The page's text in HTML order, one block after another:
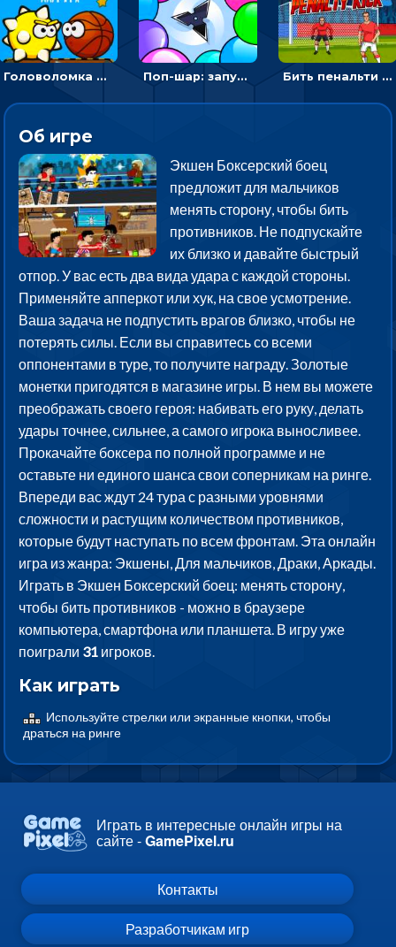
Головоломка Невероятный баскетбол: проложить путь и отправить мяч в корзину Поп-шар: запускать колючку, чтобы лопать воздушные шарики Бить пенальти по воротам или мишеням - спортивная аркада
Об игре
Экшен Боксерский боец
предложит для мальчиков
менять сторону, чтобы бить
противников. Не подпускайте
их близко и давайте быстрый
отпор. У вас есть два вида удара с каждой стороны.
Применяйте апперкот или хук, на свое усмотрение.
Ваша задача не подпустить врагов близко, чтобы не
потерять силы. Если вы справитесь со всеми
оппонентами в туре, то получите награду. Золотые
монетки пригодятся в магазине игры. В нем вы можете
преображать своего героя: набивать его руку, делать
удары точнее, сильнее, а самого игрока выносливее.
Прокачайте боксера по полной программе и не
оставьте ни единого шанса свои соперникам на ринге.
Впереди вас ждут 24 тура с разными уровнями
сложности и растущим количеством противников,
которые будут наступать по всем фронтам. Эта онлайн
игра из жанра: Экшены, Для мальчиков, Драки, Аркады.
Играть в Экшен Боксерский боец: менять сторону,
чтобы бить противников - можно в браузере
компьютера, смартфона или планшета. В игру уже
поиграли 31 игроков.
Как играть
Используйте стрелки или экранные кнопки, чтобы
драться на ринге
Играть в интересные онлайн игры на
сайте -GamePixel.ru
Контакты
Разработчикам игр